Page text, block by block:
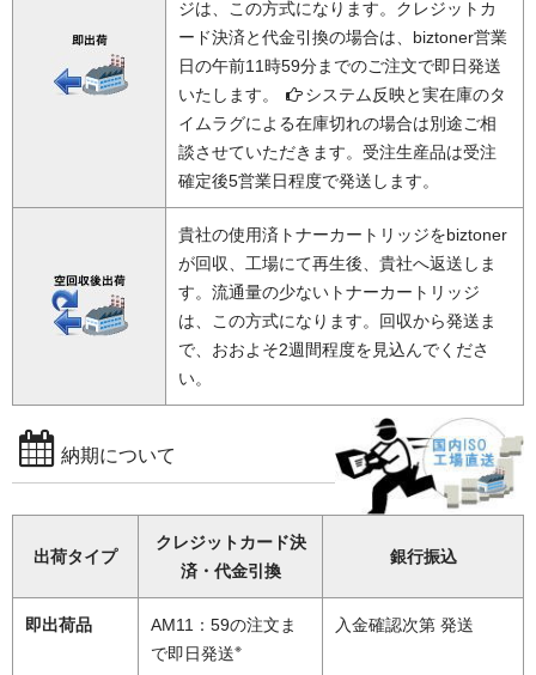
ジは、この方式になります。クレジットカ
ード決済と代金引換の場合は、biztoner営業
日の午前11時59分までのご注文で即日発送
いたします。
システム反映と実在庫のタ
イムラグによる在庫切れの場合は別途ご相
談させていただきます。受注生産品は受注
確定後5営業日程度で発送します。
貴社の使用済トナーカートリッジをbiztoner
が回収、工場にて再生後、貴社へ返送しま
す。流通量の少ないトナーカートリッジ
は、この方式になります。回収から発送ま
で、おおよそ2週間程度を見込んでくださ
い。
納期について
出荷タイプ
クレジットカード決
済・代金引換
銀行振込
即出荷品
AM11：59の注文ま
で即日発送※
入金確認次第 発送